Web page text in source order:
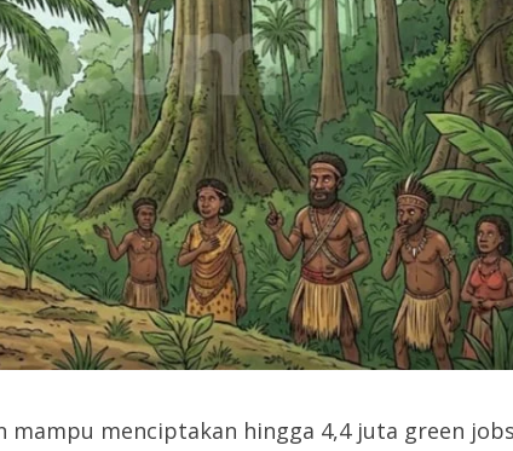
menciptakan hingga 4,4 juta green jobs